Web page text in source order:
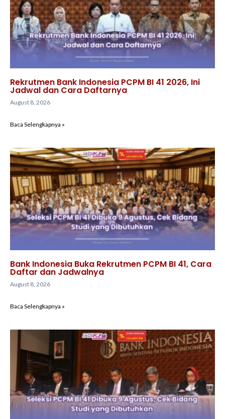
Rekrutmen Bank Indonesia PCPM BI 41 2026, Ini
Jadwal dan Cara Daftarnya
August 8, 2026
Baca Selengkapnya »
Bank Indonesia Buka Rekrutmen PCPM BI 41, Cara
Daftar dan Jadwalnya
August 8, 2026
Baca Selengkapnya »